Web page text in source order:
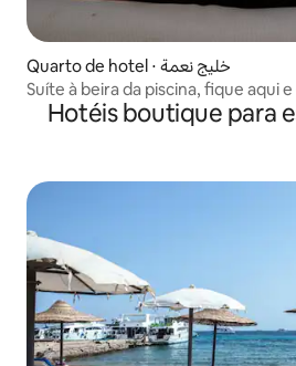
Quarto de hotel ⋅ خليج نعمة
Suíte à beira da piscina, fique aqui
adultos)
Hotéis boutique para